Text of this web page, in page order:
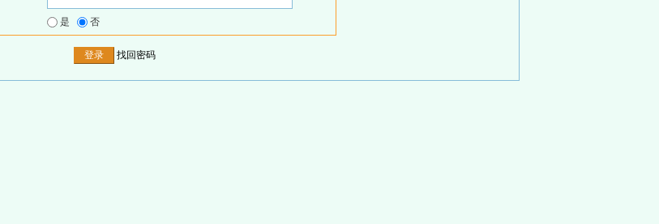
是 否
找回密码